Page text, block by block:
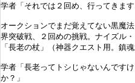
学者「それでは２回め、行ってきま
オークションでまだ覚えてない黒魔
界突破戦、２回めの挑戦。ナイズル
「長老の杖」（神器クエスト用。鎮
学者「長老ってトシじゃないんです
か？」